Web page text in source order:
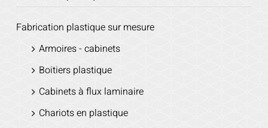
Fabrication plastique sur mesure
Armoires - cabinets
Boitiers plastique
Cabinets à flux laminaire
Chariots en plastique